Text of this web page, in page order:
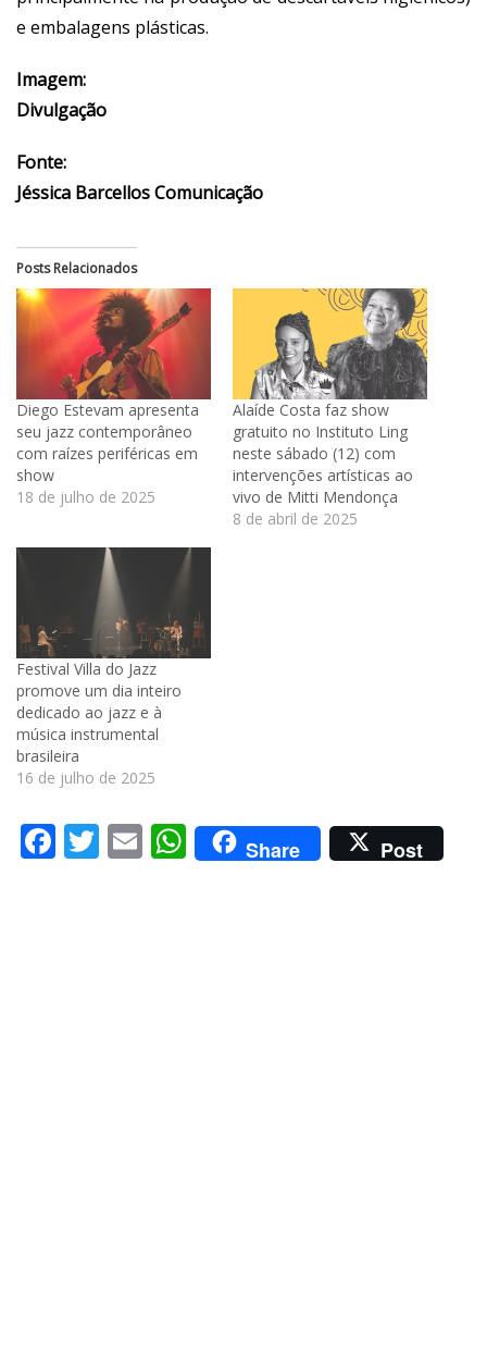
e embalagens plásticas.
Imagem:
Divulgação
Fonte:
Jéssica Barcellos Comunicação
Posts Relacionados
Diego Estevam apresenta
seu jazz contemporâneo
com raízes periféricas em
show
18 de julho de 2025
Alaíde Costa faz show
gratuito no Instituto Ling
neste sábado (12) com
intervenções artísticas ao
vivo de Mitti Mendonça
8 de abril de 2025
Festival Villa do Jazz
promove um dia inteiro
dedicado ao jazz e à
música instrumental
brasileira
16 de julho de 2025
Facebook
Twitter
EmailWhatsApp
Share Post